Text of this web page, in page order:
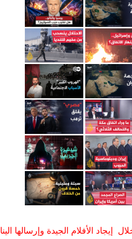
إيجاد الأفلام الجيدة وإرسالها الينا